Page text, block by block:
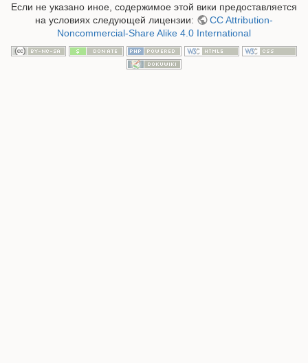
Если не указано иное, содержимое этой вики предоставляется
на условиях следующей лицензии:
CC Attribution-
Noncommercial-Share Alike 4.0 International